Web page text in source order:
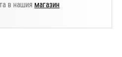
в нашия магазин